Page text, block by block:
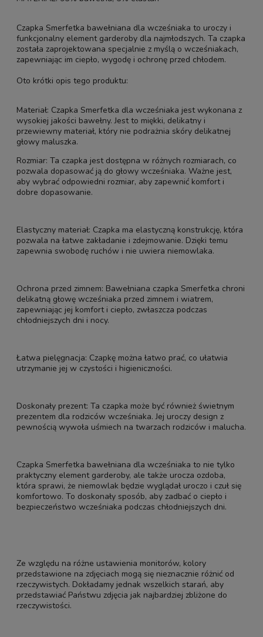
Czapka Smerfetka bawełniana dla wcześniaka to uroczy i
funkcjonalny element garderoby dla najmłodszych. Ta czapka
została zaprojektowana specjalnie z myślą o wcześniakach,
zapewniając im ciepło, wygodę i ochronę przed chłodem.
Oto krótki opis tego produktu:
Materiał: Czapka Smerfetka dla wcześniaka jest wykonana z
wysokiej jakości bawełny. Jest to miękki, delikatny i
przewiewny materiał, który nie podrażnia skóry delikatnej
głowy maluszka.
Rozmiar: Ta czapka jest dostępna w różnych rozmiarach, co
pozwala dopasować ją do głowy wcześniaka. Ważne jest,
aby wybrać odpowiedni rozmiar, aby zapewnić komfort i
dobre dopasowanie.
Elastyczny materiał: Czapka ma elastyczną konstrukcję, która
pozwala na łatwe zakładanie i zdejmowanie. Dzięki temu
zapewnia swobodę ruchów i nie uwiera niemowlaka.
Ochrona przed zimnem: Bawełniana czapka Smerfetka chroni
delikatną głowę wcześniaka przed zimnem i wiatrem,
zapewniając jej komfort i ciepło, zwłaszcza podczas
chłodniejszych dni i nocy.
Łatwa pielęgnacja: Czapkę można łatwo prać, co ułatwia
utrzymanie jej w czystości i higieniczności.
Doskonały prezent: Ta czapka może być również świetnym
prezentem dla rodziców wcześniaka. Jej uroczy design z
pewnością wywoła uśmiech na twarzach rodziców i malucha.
Czapka Smerfetka bawełniana dla wcześniaka to nie tylko
praktyczny element garderoby, ale także urocza ozdoba,
która sprawi, że niemowlak będzie wyglądał uroczo i czuł się
komfortowo. To doskonały sposób, aby zadbać o ciepło i
bezpieczeństwo wcześniaka podczas chłodniejszych dni.
Ze względu na różne ustawienia monitorów, kolory
przedstawione na zdjęciach mogą się nieznacznie różnić od
rzeczywistych. Dokładamy jednak wszelkich starań, aby
przedstawiać Państwu zdjęcia jak najbardziej zbliżone do
rzeczywistości.